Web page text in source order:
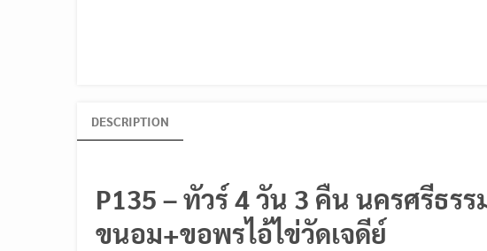
DESCRIPTION
P135 – ทัวร์ 4 วัน 3 คืน นครศรีธร
ขนอม+ขอพรไอ้ไข่วัดเจดีย์